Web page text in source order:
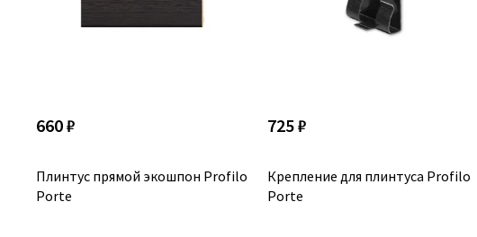
660 ₽
Плинтус прямой экошпон Profilo
Porte
725 ₽
Крепление для плинтуса Profilo
Porte